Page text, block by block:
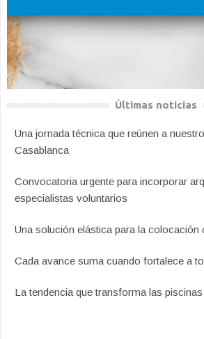
Últimas noticias
Una jornada técnica que reúnen a
Casablanca
Convocatoria urgente para incorporar
especialistas voluntarios
Una solución elástica para la colocación
Cada avance suma cuando fortalece a
La tendencia que transforma las